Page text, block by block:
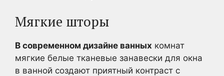
Мягкие шторы
В современном дизайне ванных комнат
мягкие белые тканевые занавески для окна
в ванной создают приятный контраст с